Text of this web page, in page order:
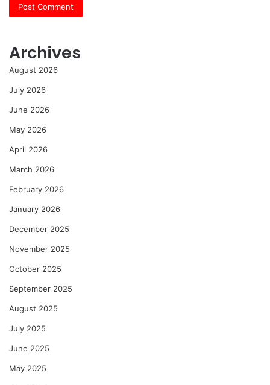
Archives
August 2026
July 2026
June 2026
May 2026
April 2026
March 2026
February 2026
January 2026
December 2025
November 2025
October 2025
September 2025
August 2025
July 2025
June 2025
May 2025